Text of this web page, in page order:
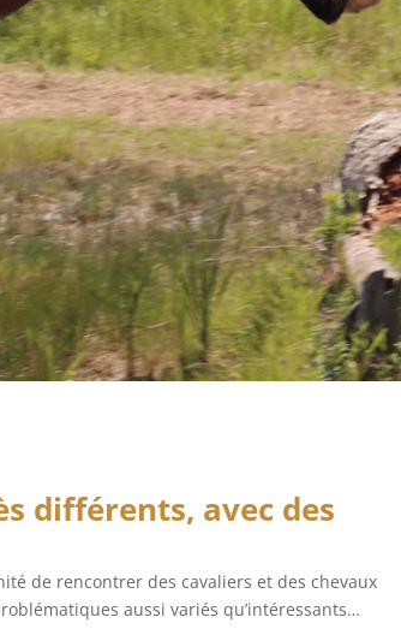
différents, avec des
de rencontrer des cavaliers et des chevaux
aussi variés qu’intéressants…